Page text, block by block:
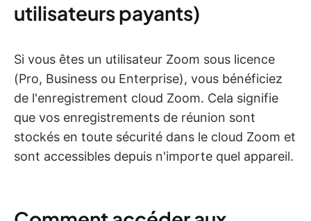
utilisateurs payants)
Si vous êtes un utilisateur Zoom sous licence
(Pro, Business ou Enterprise), vous bénéficiez
de l'enregistrement cloud Zoom. Cela signifie
que vos enregistrements de réunion sont
stockés en toute sécurité dans le cloud Zoom et
sont accessibles depuis n'importe quel appareil.